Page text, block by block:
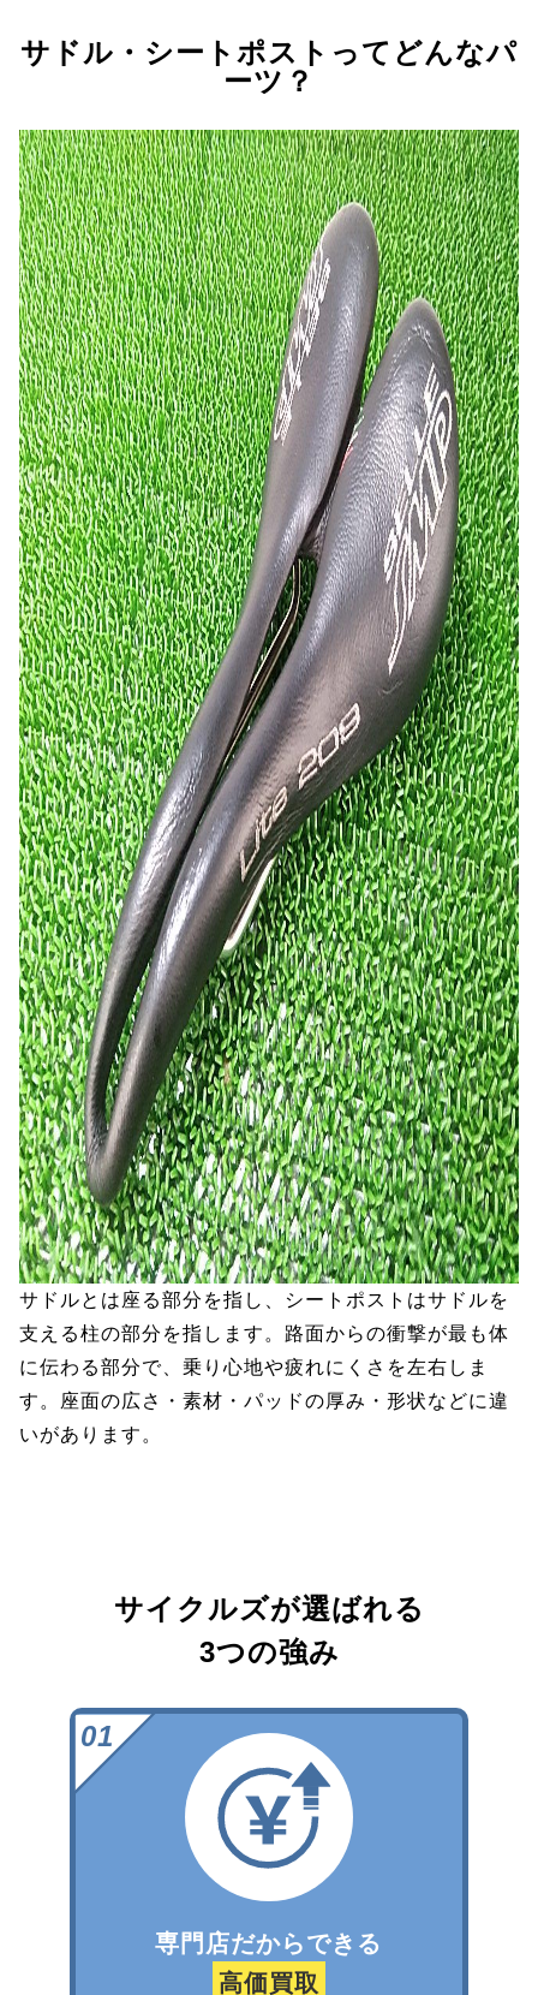
サドル・シートポストってどんなパ
ーツ？
サドルとは座る部分を指し、シートポストはサドルを
支える柱の部分を指します。路面からの衝撃が最も体
に伝わる部分で、乗り心地や疲れにくさを左右しま
す。座面の広さ・素材・パッドの厚み・形状などに違
いがあります。
サイクルズが選ばれる
3つの強み
専門店だからできる
高価買取